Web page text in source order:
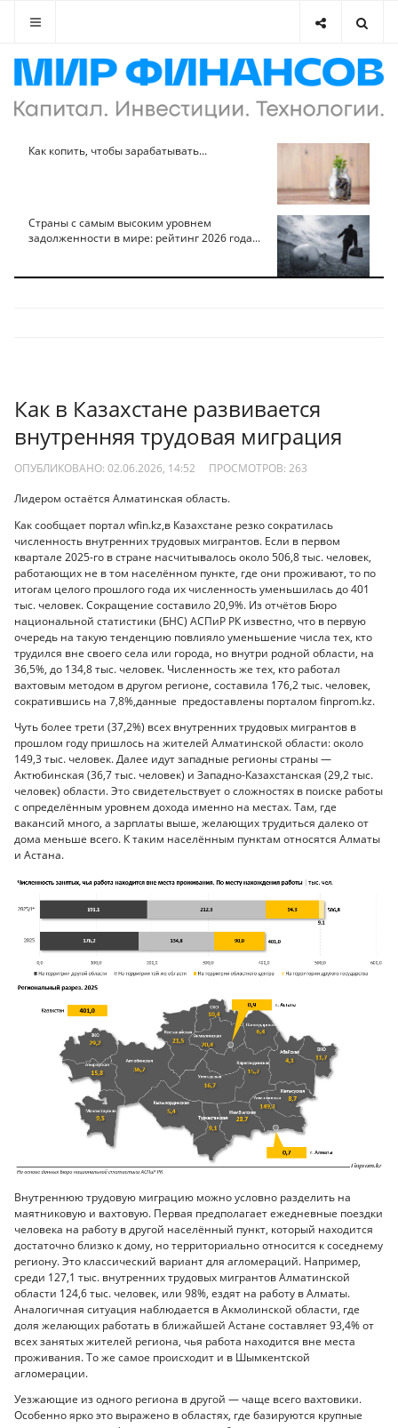
Как копить, чтобы зарабатывать...
Страны с самым высоким уровнем
задолженности в мире: рейтинг 2026 года...
Как в Казахстане развивается
внутренняя трудовая миграция
ОПУБЛИКОВАНО: 02.06.2026, 14:52 ПРОСМОТРОВ: 263
Лидером остаётся Алматинская область.
Как сообщает портал wfin.kz,в Казахстане резко сократилась
численность внутренних трудовых мигрантов. Если в первом
квартале 2025-го в стране насчитывалось около 506,8 тыс. человек,
работающих не в том населённом пункте, где они проживают, то по
итогам целого прошлого года их численность уменьшилась до 401
тыс. человек. Сокращение составило 20,9%. Из отчётов Бюро
национальной статистики (БНС) АСПиР РК известно, что в первую
очередь на такую тенденцию повлияло уменьшение числа тех, кто
трудился вне своего села или города, но внутри родной области, на
36,5%, до 134,8 тыс. человек. Численность же тех, кто работал
вахтовым методом в другом регионе, составила 176,2 тыс. человек,
сократившись на 7,8%,данные предоставлены порталом finprom.kz.
Чуть более трети (37,2%) всех внутренних трудовых мигрантов в
прошлом году пришлось на жителей Алматинской области: около
149,3 тыс. человек. Далее идут западные регионы страны —
Актюбинская (36,7 тыс. человек) и Западно-Казахстанская (29,2 тыс.
человек) области. Это свидетельствует о сложностях в поиске работы
с определённым уровнем дохода именно на местах. Там, где
вакансий много, а зарплаты выше, желающих трудиться далеко от
дома меньше всего. К таким населённым пунктам относятся Алматы
и Астана.
Внутреннюю трудовую миграцию можно условно разделить на
маятниковую и вахтовую. Первая предполагает ежедневные поездки
человека на работу в другой населённый пункт, который находится
достаточно близко к дому, но территориально относится к соседнему
региону. Это классический вариант для агломераций. Например,
среди 127,1 тыс. внутренних трудовых мигрантов Алматинской
области 124,6 тыс. человек, или 98%, ездят на работу в Алматы.
Аналогичная ситуация наблюдается в Акмолинской области, где
доля желающих работать в ближайшей Астане составляет 93,4% от
всех занятых жителей региона, чья работа находится вне места
проживания. То же самое происходит и в Шымкентской
агломерации.
Уезжающие из одного региона в другой — чаще всего вахтовики.
Особенно ярко это выражено в областях, где базируются крупные